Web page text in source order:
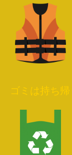
ゴミは持ち